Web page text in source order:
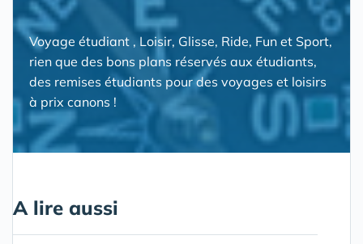
Voyage étudiant , Loisir, Glisse, Ride, Fun et Sport,
rien que des bons plans réservés aux étudiants,
des remises étudiants pour des voyages et loisirs
à prix canons !
A lire aussi